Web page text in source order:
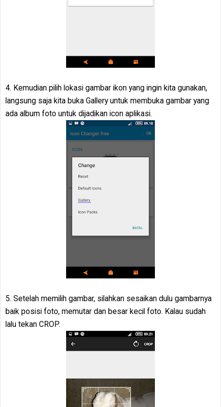
4. Kemudian pilih lokasi gambar ikon yang ingin kita gunakan,
langsung saja kita buka Gallery untuk membuka gambar yang
ada album foto untuk dijadikan icon aplikasi.
5. Setelah memilih gambar, silahkan sesaikan dulu gambarnya
baik posisi foto, memutar dan besar kecil foto. Kalau sudah
lalu tekan CROP.